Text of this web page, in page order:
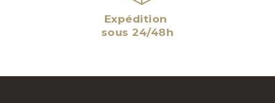
Expédition
sous 24/48h